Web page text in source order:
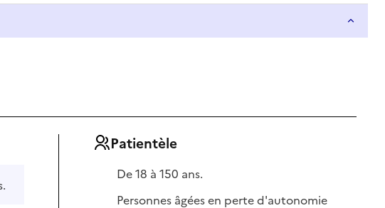
Patientèle
De 18 à 150 ans.
Personnes âgées en perte d'autonomie